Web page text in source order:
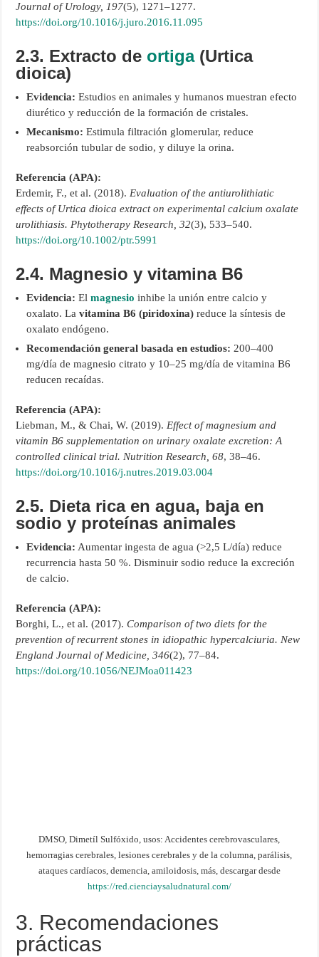
Journal of Urology, 197(5), 1271–1277.
https://doi.org/10.1016/j.juro.2016.11.095
2.3. Extracto de ortiga(Urtica
dioica)
Evidencia: Estudios en animales y humanos muestran efecto
diurético y reducción de la formación de cristales.
Mecanismo: Estimula filtración glomerular, reduce
reabsorción tubular de sodio, y diluye la orina.
Referencia (APA):
Erdemir, F., et al. (2018).Evaluation of the antiurolithiatic
effects of Urtica dioica extract on experimental calcium oxalate
urolithiasis. Phytotherapy Research, 32(3), 533–540.
https://doi.org/10.1002/ptr.5991
2.4. Magnesio y vitamina B6
Evidencia: Elmagnesio inhibe la unión entre calcio y
oxalato. Lavitamina B6 (piridoxina) reduce la síntesis de
oxalato endógeno.
Recomendación general basada en estudios: 200–400
mg/día de magnesio citrato y 10–25 mg/día de vitamina B6
reducen recaídas.
Referencia (APA):
Liebman, M., & Chai, W. (2019).Effect of magnesium and
vitamin B6 supplementation on urinary oxalate excretion: A
controlled clinical trial. Nutrition Research, 68, 38–46.
https://doi.org/10.1016/j.nutres.2019.03.004
2.5. Dieta rica en agua, baja en
sodio y proteínas animales
Evidencia: Aumentar ingesta de agua (>2,5 L/día) reduce
recurrencia hasta 50 %. Disminuir sodio reduce la excreción
de calcio.
Referencia (APA):
Borghi, L., et al. (2017).Comparison of two diets for the
prevention of recurrent stones in idiopathic hypercalciuria. New
England Journal of Medicine, 346(2), 77–84.
https://doi.org/10.1056/NEJMoa011423
DMSO, Dimetíl Sulfóxido, usos: Accidentes cerebrovasculares,
hemorragias cerebrales, lesiones cerebrales y de la columna, parálisis,
ataques cardíacos, demencia, amiloidosis, más, descargar desde
https://red.cienciaysaludnatural.com/
3. Recomendaciones
prácticas